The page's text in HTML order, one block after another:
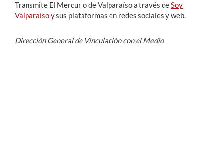
Transmite El Mercurio de Valparaíso a través deSoy
Valparaísoy sus plataformas en redes sociales y web.
Dirección General de Vinculación con el Medio